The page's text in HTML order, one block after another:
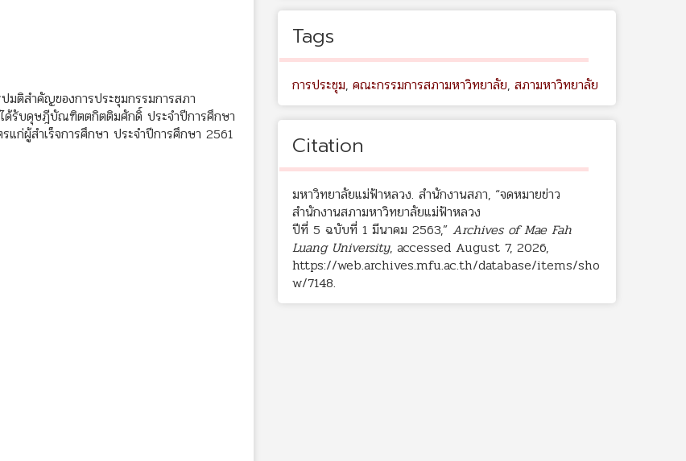
ติสำคัญของการประชุมกรรมการสภา
ด้รับดุษฎีบัณฑิตตกิตติมศักดิ์ ประจำปีการศึกษา
ผู้สำเร็จการศึกษา ประจำปีการศึกษา 2561
Tags
การประชุม, คณะกรรมการสภามหาวิทยาลัย, สภามหาวิทยาลัย
Citation
มหาวิทยาลัยแม่ฟ้าหลวง. สำนักงานสภา, “จดหมายข่าว
สำนักงานสภามหาวิทยาลัยแม่ฟ้าหลวง
ปีที่ 5 ฉบับที่ 1 มีนาคม 2563,” Archives of Mae Fah
Luang University, accessed August 7, 2026,
https://web.archives.mfu.ac.th/database/items/sho
w/7148.